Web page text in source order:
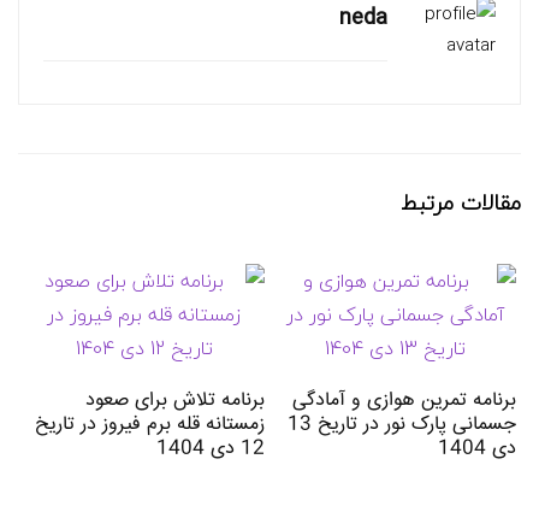
neda
مقالات مرتبط
برنامه تمرین هوازی و آمادگی
جسمانی پارک نور در تاریخ 13
دی 1404
برنامه تلاش برای صعود
زمستانه قله برم فیروز در تاریخ
12 دی 1404